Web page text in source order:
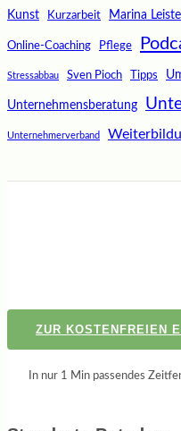
Kunst Kurzarbeit Marina
Online-Coaching Pflege
Stressabbau Sven Pioch Tipps
Unternehmensberatung
Unternehmerverband
ZUR KOSTENFREIEN
In nur 1 Min passendes